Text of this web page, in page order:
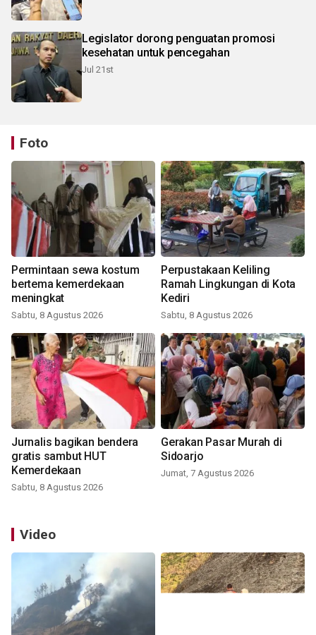
Legislator dorong penguatan promosi
kesehatan untuk pencegahan
Jul 21st
Foto
Permintaan sewa kostum
bertema kemerdekaan
meningkat
Sabtu, 8 Agustus 2026
Perpustakaan Keliling
Ramah Lingkungan di Kota
Kediri
Sabtu, 8 Agustus 2026
Jurnalis bagikan bendera
gratis sambut HUT
Kemerdekaan
Sabtu, 8 Agustus 2026
Gerakan Pasar Murah di
Sidoarjo
Jumat, 7 Agustus 2026
Video